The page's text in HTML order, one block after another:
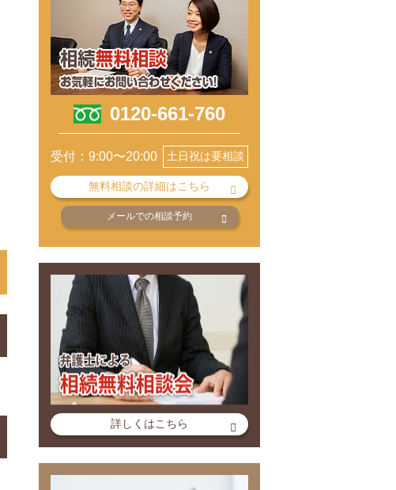
0120-661-760
受付：9:00〜20:00 土日祝は要相談
無料相談の詳細はこちら
メールでの相談予約
詳しくはこちら